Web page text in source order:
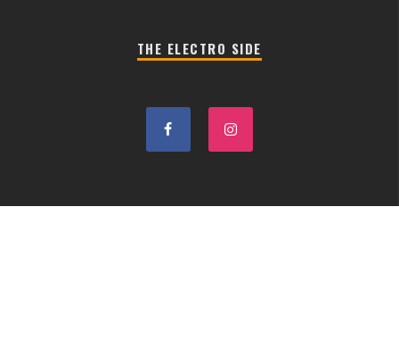
THE ELECTRO SIDE